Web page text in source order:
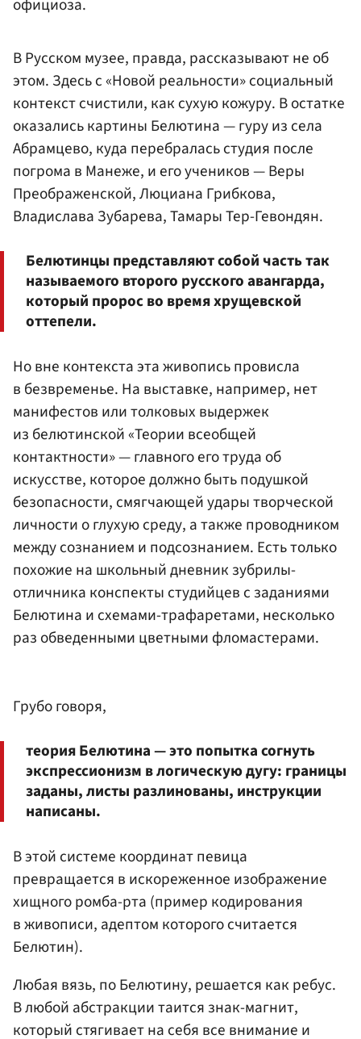
официоза.
В Русском музее, правда, рассказывают не об
этом. Здесь с «Новой реальности» социальный
контекст счистили, как сухую кожуру. В остатке
оказались картины Белютина — гуру из села
Абрамцево, куда перебралась студия после
погрома в Манеже, и его учеников — Веры
Преображенской, Люциана Грибкова,
Владислава Зубарева, Тамары Тер-Гевондян.
Белютинцы представляют собой часть так
называемого второго русского авангарда,
который пророс во время хрущевской
оттепели.
Но вне контекста эта живопись провисла
в безвременье. На выставке, например, нет
манифестов или толковых выдержек
из белютинской «Теории всеобщей
контактности» — главного его труда об
искусстве, которое должно быть подушкой
безопасности, смягчающей удары творческой
личности о глухую среду, а также проводником
между сознанием и подсознанием. Есть только
похожие на школьный дневник зубрилы-
отличника конспекты студийцев с заданиями
Белютина и схемами-трафаретами, несколько
раз обведенными цветными фломастерами.
Грубо говоря,
теория Белютина — это попытка согнуть
экспрессионизм в логическую дугу: границы
заданы, листы разлинованы, инструкции
написаны.
В этой системе координат певица
превращается в искореженное изображение
хищного ромба-рта (пример кодирования
в живописи, адептом которого считается
Белютин).
Любая вязь, по Белютину, решается как ребус.
В любой абстракции таится знак-магнит,
который стягивает на себя все внимание и